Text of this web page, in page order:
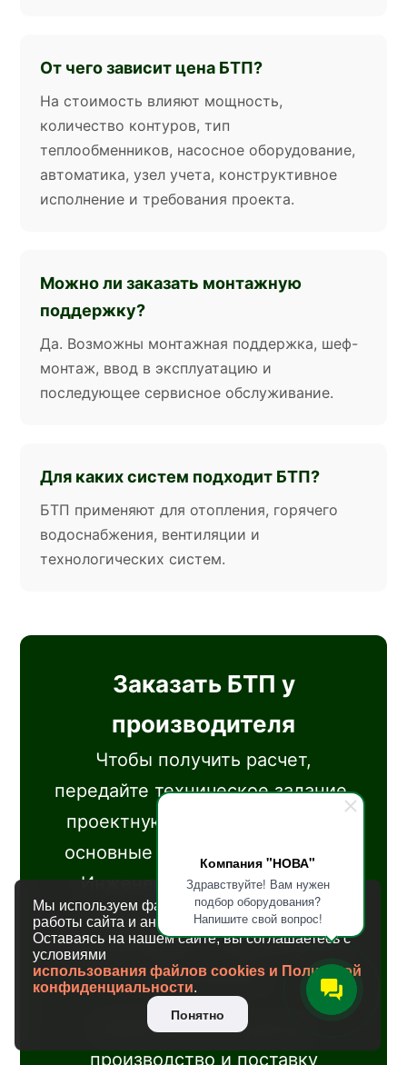
Компания "НОВА"
Здравствуйте! Вам нужен
подбор оборудования?
Напишите свой вопрос!
От чего зависит цена БТП?
На стоимость влияют мощность,
количество контуров, тип
теплообменников, насосное оборудование,
автоматика, узел учета, конструктивное
исполнение и требования проекта.
Можно ли заказать монтажную
поддержку?
Да. Возможны монтажная поддержка, шеф-
монтаж, ввод в эксплуатацию и
последующее сервисное обслуживание.
Для каких систем подходит БТП?
БТП применяют для отопления, горячего
водоснабжения, вентиляции и
технологических систем.
Заказать БТП у
производителя
Чтобы получить расчет,
передайте техническое задание,
проектную документацию или
основные параметры объекта.
Инженеры НОВА подберут
оборудование, подготовят
комплектацию и коммерческое
предложение.
НОВА выполнит расчет,
производство и поставку
Мы используем файлы cookies для улучшения
работы сайта и аналитики.
Оставаясь на нашем сайте, вы соглашаетесь с
условиями
использования файлов cookies и Политикой
конфиденциальности.
Понятно